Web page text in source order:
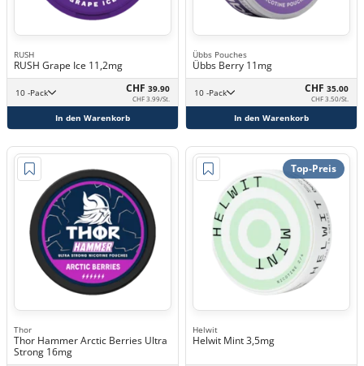
RUSH
RUSH Grape Ice 11,2mg
10 -Pack CHF 39.90
CHF 3.99/St.
In den Warenkorb
Übbs Pouches
Übbs Berry 11mg
10 -Pack CHF 35.00
CHF 3.50/St.
In den Warenkorb
Thor
Thor Hammer Arctic Berries Ultra
Strong 16mg
Top-Preis
Helwit
Helwit Mint 3,5mg